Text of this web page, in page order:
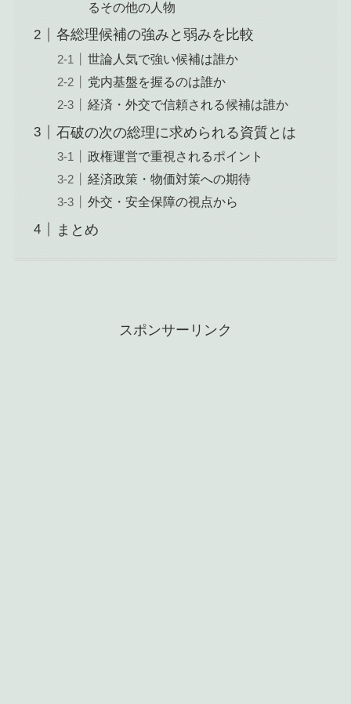
るその他の人物
各総理候補の強みと弱みを比較
世論人気で強い候補は誰か
党内基盤を握るのは誰か
経済・外交で信頼される候補は誰か
石破の次の総理に求められる資質とは
政権運営で重視されるポイント
経済政策・物価対策への期待
外交・安全保障の視点から
まとめ
スポンサーリンク